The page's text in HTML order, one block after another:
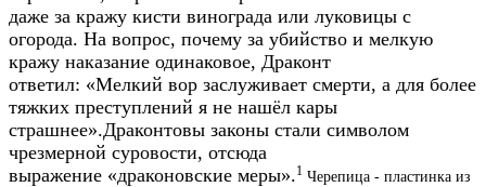
даже за кражу кисти винограда или луковицы с
огорода. На вопрос, почему за убийство и мелкую
кражу наказание одинаковое, Драконт
ответил: «Мелкий вор заслуживает смерти, а для более
тяжких преступлений я не нашёл кары
страшнее».Драконтовы законы стали символом
чрезмерной суровости, отсюда
выражение «драконовские меры».1 Черепица - пластинка из